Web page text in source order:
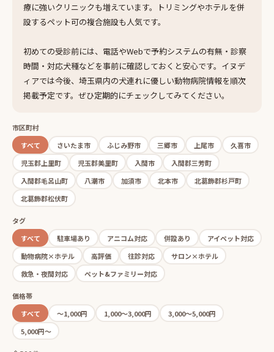
療に強いクリニックも増えています。トリミングやホテルを併
設するペット可の複合施設も人気です。
初めての受診前には、電話やWebで予約システムの有無・診察
時間・対応犬種などを事前に確認しておくと安心です。イヌデ
ィアでは今後、埼玉県内の犬連れに優しい動物病院情報を順次
掲載予定です。ぜひ定期的にチェックしてみてください。
市区町村
すべて
さいたま市 ふじみ野市 三郷市 上尾市
久喜市
児玉郡上里町
児玉郡美里町 入間市
入間郡三芳町
入間郡毛呂山町
八潮市 加須市 北本市
北葛飾郡杉戸町
北葛飾郡松伏町
タグ
すべて
駐車場あり アニコム対応 併設あり
アイペット対応
動物病院×ホテル
高評価 往診対応
サロン×ホテル
救急・夜間対応
ペット&ファミリー対応
価格帯
すべて
〜1,000円 1,000〜3,000円
3,000〜5,000円
5,000円〜